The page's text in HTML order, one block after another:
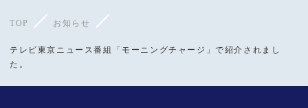
TOP お知らせ
テレビ東京ニュース番組「モーニングチャージ」で紹介されまし
た。